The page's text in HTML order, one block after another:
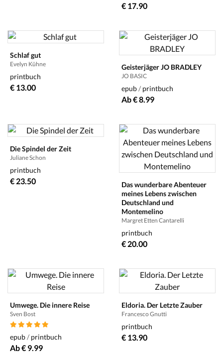
€ 17.90
Schlaf gut
Evelyn Kühne
printbuch
€ 13.00
Geisterjäger JO BRADLEY
JO BASIC
epub/ printbuch
Ab € 8.99
Die Spindel der Zeit
Juliane Schon
printbuch
€ 23.50
Das wunderbare Abenteuer
meines Lebens zwischen
Deutschland und
Montemelino
Margret Etten Cantarelli
printbuch
€ 20.00
Umwege. Die innere Reise
Sven Bost
epub/ printbuch
Ab € 9.99
Eldoria. Der Letzte Zauber
Francesco Gnutti
printbuch
€ 13.90